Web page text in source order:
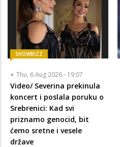
SHOWBIZZ
Thu, 6 Aug 2026 - 19:07
Video/ Severina prekinula
koncert i poslala poruku o
Srebrenici: Kad svi
priznamo genocid, bit
ćemo sretne i vesele
države